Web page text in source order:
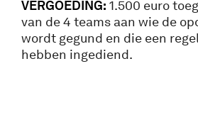
VERGOEDING: 1.500 euro
van de 4 teams aan wie de
wordt gegund en die een
hebben ingediend.